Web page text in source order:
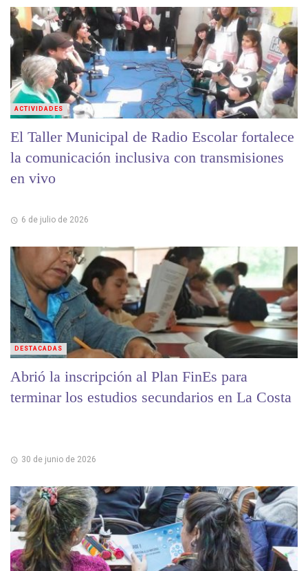
El Taller Municipal de Radio Escolar fortalece
la comunicación inclusiva con transmisiones
en vivo
6 de julio de 2026
ACTIVIDADES
Abrió la inscripción al Plan FinEs para
terminar los estudios secundarios en La Costa
30 de junio de 2026
DESTACADAS